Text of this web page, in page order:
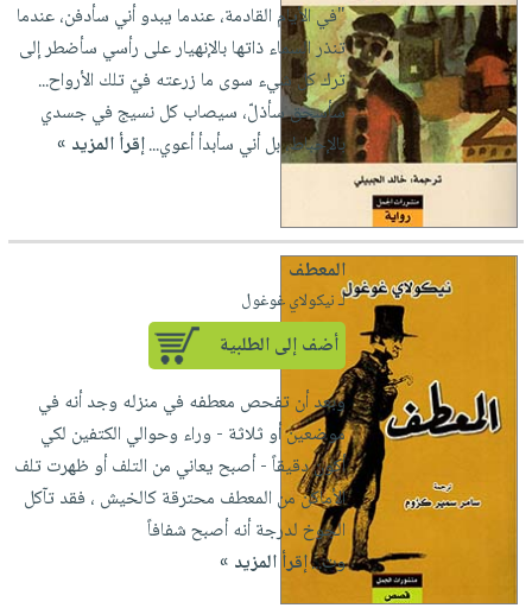
"في الأيام القادمة، عندما يبدو أني سأدفن، عندما
تنذر السماء ذاتها بالإنهيار على رأسي سأضطر إلى
ترك كل شيء سوى ما زرعته فيّ تلك الأرواح...
سأسحق سأذلّ، سيصاب كل نسيج في جسدي
بالإحباط، بل أني سأبدأ أعوي...إقرأ المزيد »
المعطف
لـ نيكولاي غوغول
أضف إلى الطلبية
وبعد أن تفحص معطفه في منزله وجد أنه في
موضعين أو ثلاثة - وراء وحوالي الكتفين لكي
أكون دقيقاً - أصبح يعاني من التلف أو ظهرت تلف
الأماكن من المعطف محترقة كالخيش ، فقد تآكل
الجوخ لدرجة أنه أصبح شفافاً
وت...إقرأ المزيد »